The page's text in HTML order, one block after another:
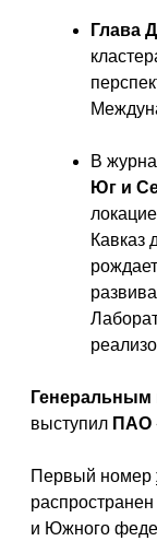
Глава
В
Юг и
Кавказ
Генеральным
выступил ПАО
Первый номер
и Южного